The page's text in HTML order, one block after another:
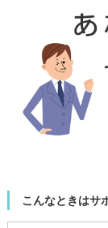
こんなときはサ